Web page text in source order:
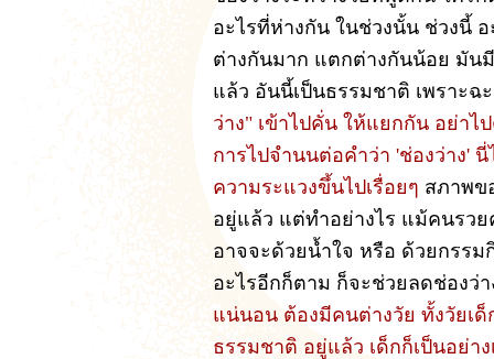
อะไรที่ห่างกัน ในช่วงนั้น ช่วงนี้
ต่างกันมาก แตกต่างกันน้อย มัน
แล้ว อันนี้เป็นธรรมชาติ เพราะฉ
ว่าง" เข้าไปคั่น ให้แยกกัน อย่าไ
การไปจำนนต่อคำว่า 'ช่องว่าง'
ความระแวงขึ้นไปเรื่อยๆ สภาพข
อยู่แล้ว แต่ทำอย่างไร แม้คนรว
อาจจะด้วยน้ำใจ หรือ ด้วยกรรม
อะไรอีกก็ตาม ก็จะช่วยลดช่องว่
แน่นอน ต้องมีคนต่างวัย ทั้งวัยเ
ธรรมชาติ อยู่แล้ว เด็กก็เป็นอย่า